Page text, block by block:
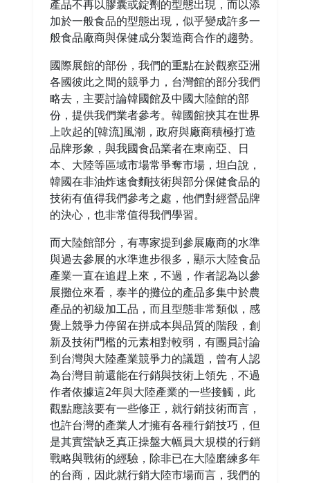
產品不再以膠囊或錠劑的型態出現，而以添
加於一般食品的型態出現，似乎變成許多一
般食品廠商與保健成分製造商合作的趨勢。
國際展館的部份，我們的重點在於觀察亞洲
各國彼此之間的競爭力，台灣館的部分我們
略去，主要討論韓國館及中國大陸館的部
份，提供我們業者參考。韓國館挾其在世界
上吹起的[韓流]風潮，政府與廠商積極打造
品牌形象，與我國食品業者在東南亞、日
本、大陸等區域市場常爭奪市場，坦白說，
韓國在非油炸速食麵技術與部分保健食品的
技術有值得我們參考之處，他們對經營品牌
的決心，也非常值得我們學習。
而大陸館部分，有專家提到參展廠商的水準
與過去參展的水準進步很多，顯示大陸食品
產業一直在追趕上來，不過，作者認為以參
展攤位來看，泰半的攤位的產品多集中於農
產品的初級加工品，而且型態非常類似，感
覺上競爭力停留在拼成本與品質的階段，創
新及技術門檻的元素相對較弱，有團員討論
到台灣與大陸產業競爭力的議題，曾有人認
為台灣目前還能在行銷與技術上領先，不過
作者依據這2年與大陸產業的一些接觸，此
觀點應該要有一些修正，就行銷技術而言，
也許台灣的產業人才擁有各種行銷技巧，但
是其實蠻缺乏真正操盤大幅員大規模的行銷
戰略與戰術的經驗，除非已在大陸磨練多年
的台商，因此就行銷大陸市場而言，我們的